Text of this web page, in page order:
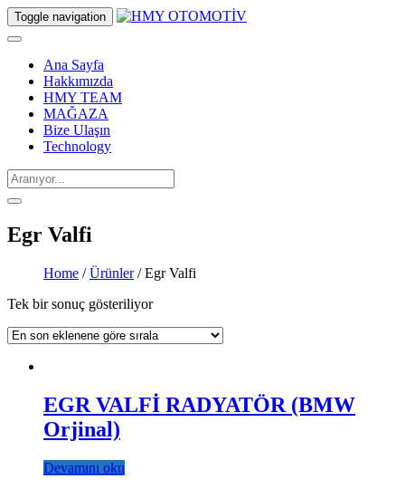
Toggle navigation
Ana Sayfa
Hakkımızda
HMY TEAM
MAĞAZA
Bize Ulaşın
Technology
Egr Valfi
Home /Ürünler/ Egr Valfi
Tek bir sonuç gösteriliyor
EGR VALFİ RADYATÖR (BMW
Orjinal)
Devamını oku